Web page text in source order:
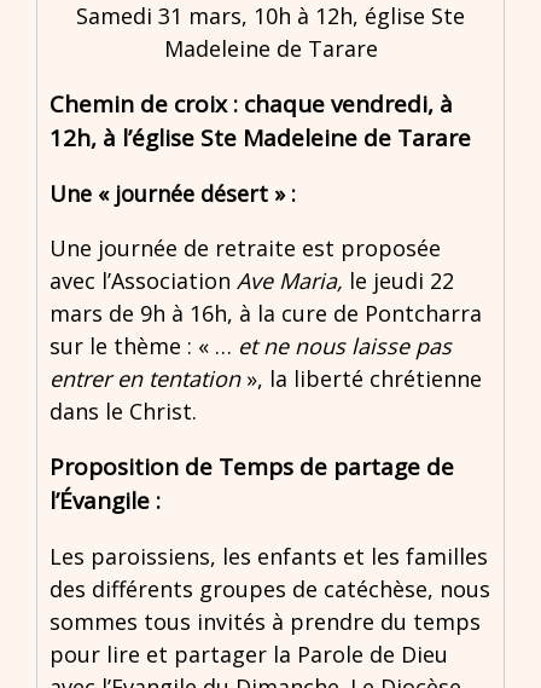
Samedi 31 mars, 10h à 12h, église Ste
Madeleine de Tarare
Chemin de croix : chaque vendredi, à
12h, à l’église Ste Madeleine de Tarare
Une « journée désert » :
Une journée de retraite est proposée
avec l’Association Ave Maria, le jeudi 22
mars de 9h à 16h, à la cure de Pontcharra
sur le thème : « … et ne nous laisse pas
entrer en tentation», la liberté chrétienne
dans le Christ.
Proposition de Temps de partage de
l’Évangile :
Les paroissiens, les enfants et les familles
des différents groupes de catéchèse, nous
sommes tous invités à prendre du temps
pour lire et partager la Parole de Dieu